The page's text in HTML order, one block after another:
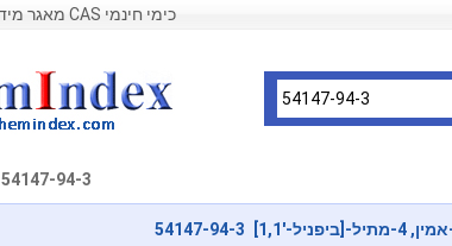
ChemIndex - מאגר מידע CAS כימי חינמי
54147-94-3